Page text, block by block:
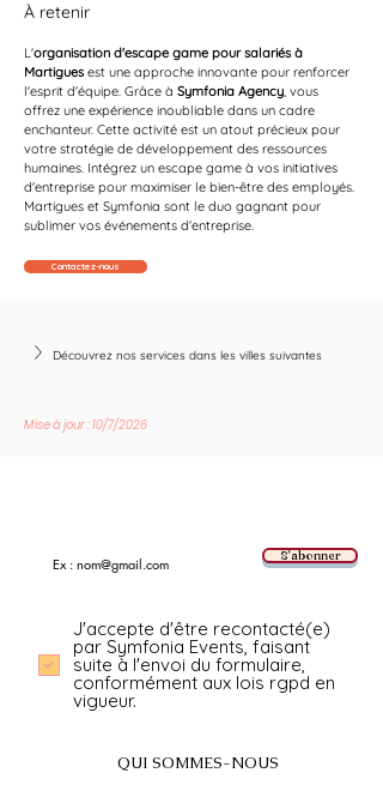
À retenir
L'organisation d'escape game pour salariés à
Martigues est une approche innovante pour renforcer
l'esprit d'équipe. Grâce à Symfonia Agency, vous
offrez une expérience inoubliable dans un cadre
enchanteur. Cette activité est un atout précieux pour
votre stratégie de développement des ressources
humaines. Intégrez un escape game à vos initiatives
d'entreprise pour maximiser le bien-être des employés.
Martigues et Symfonia sont le duo gagnant pour
sublimer vos événements d'entreprise.
Contactez-nous
Découvrez nos services dans les villes suivantes
Mise à jour : 10/7/2026
S'abonner
J'accepte d'être recontacté(e)
par Symfonia Events, faisant
suite à l'envoi du formulaire,
conformément aux lois rgpd en
vigueur.
QUI SOMMES-NOUS